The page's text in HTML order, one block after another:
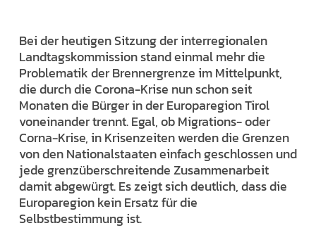
Bei der heutigen Sitzung der interregionalen
Landtagskommission stand einmal mehr die
Problematik der Brennergrenze im Mittelpunkt,
die durch die Corona-Krise nun schon seit
Monaten die Bürger in der Europaregion Tirol
voneinander trennt. Egal, ob Migrations- oder
Corna-Krise, in Krisenzeiten werden die Grenzen
von den Nationalstaaten einfach geschlossen und
jede grenzüberschreitende Zusammenarbeit
damit abgewürgt. Es zeigt sich deutlich, dass die
Europaregion kein Ersatz für die
Selbstbestimmung ist.